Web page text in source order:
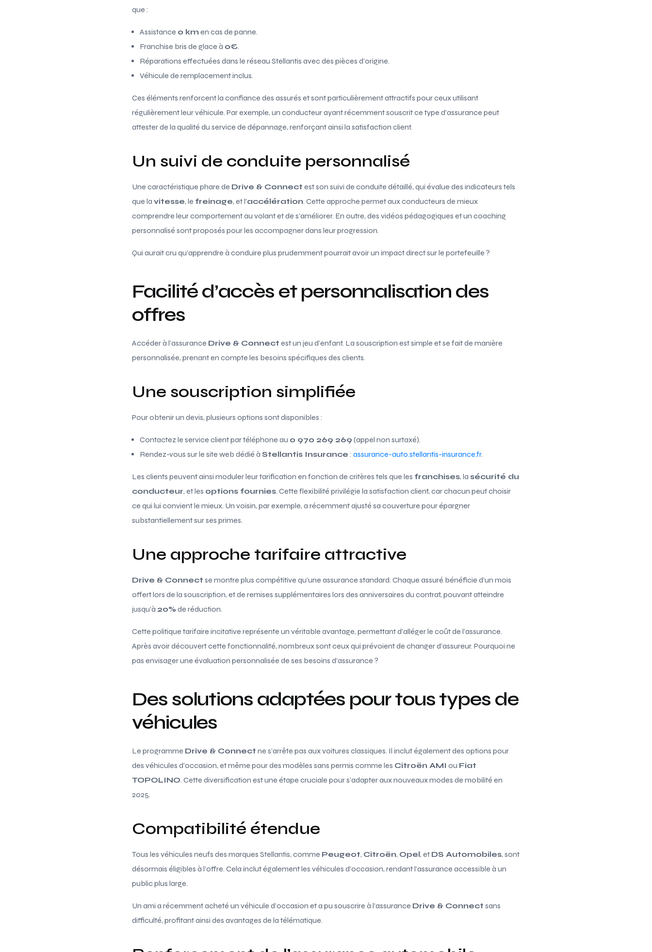
que :
Assistance 0 km en cas de panne.
Franchise bris de glace à 0€.
Réparations effectuées dans le réseau Stellantis avec des pièces d’origine.
Véhicule de remplacement inclus.
Ces éléments renforcent la confiance des assurés et sont particulièrement attractifs pour ceux utilisant
régulièrement leur véhicule. Par exemple, un conducteur ayant récemment souscrit ce type d’assurance peut
attester de la qualité du service de dépannage, renforçant ainsi la satisfaction client.
Un suivi de conduite personnalisé
Une caractéristique phare de Drive & Connect est son suivi de conduite détaillé, qui évalue des indicateurs tels
que la vitesse, le freinage, et l’accélération. Cette approche permet aux conducteurs de mieux
comprendre leur comportement au volant et de s’améliorer. En outre, des vidéos pédagogiques et un coaching
personnalisé sont proposés pour les accompagner dans leur progression.
Qui aurait cru qu’apprendre à conduire plus prudemment pourrait avoir un impact direct sur le portefeuille ?
Facilité d’accès et personnalisation des
offres
Accéder à l’assurance Drive & Connect est un jeu d’enfant. La souscription est simple et se fait de manière
personnalisée, prenant en compte les besoins spécifiques des clients.
Une souscription simplifiée
Pour obtenir un devis, plusieurs options sont disponibles :
Contactez le service client par téléphone au 0 970 269 269 (appel non surtaxé).
Rendez-vous sur le site web dédié à Stellantis Insurance : assurance-auto.stellantis-insurance.fr.
Les clients peuvent ainsi moduler leur tarification en fonction de critères tels que les franchises, la sécurité du
conducteur, et les options fournies. Cette flexibilité privilégie la satisfaction client, car chacun peut choisir
ce qui lui convient le mieux. Un voisin, par exemple, a récemment ajusté sa couverture pour épargner
substantiellement sur ses primes.
Une approche tarifaire attractive
Drive & Connect se montre plus compétitive qu’une assurance standard. Chaque assuré bénéficie d’un mois
offert lors de la souscription, et de remises supplémentaires lors des anniversaires du contrat, pouvant atteindre
jusqu’à 20% de réduction.
Cette politique tarifaire incitative représente un véritable avantage, permettant d’alléger le coût de l’assurance.
Après avoir découvert cette fonctionnalité, nombreux sont ceux qui prévoient de changer d’assureur. Pourquoi ne
pas envisager une évaluation personnalisée de ses besoins d’assurance ?
Des solutions adaptées pour tous types de
véhicules
Le programme Drive & Connect ne s’arrête pas aux voitures classiques. Il inclut également des options pour
des véhicules d’occasion, et même pour des modèles sans permis comme les Citroën AMI ou Fiat
TOPOLINO. Cette diversification est une étape cruciale pour s’adapter aux nouveaux modes de mobilité en
2025.
Compatibilité étendue
Tous les véhicules neufs des marques Stellantis, comme Peugeot, Citroën, Opel, et DS Automobiles, sont
désormais éligibles à l’offre. Cela inclut également les véhicules d’occasion, rendant l’assurance accessible à un
public plus large.
Un ami a récemment acheté un véhicule d’occasion et a pu souscrire à l’assurance Drive & Connect sans
difficulté, profitant ainsi des avantages de la télématique.